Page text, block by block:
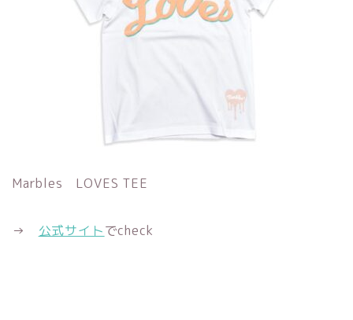
Marbles LOVES TEE
→ 公式サイトでcheck